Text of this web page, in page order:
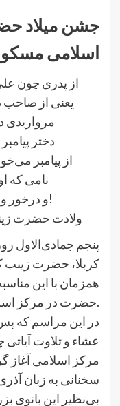
جشن میلاد
اسلامی مسکو
از پدری چون
یعنی از صاحب
مرواریدی
دختر
از پیامبر
نامی که
و درخور و برازنده اوست: زینت پدر!
ولادت حضرت
پنجم جمادی‌الاول
کربلا، حضرت زینب
همزمان با این
حضرت در مرکز اسلامی برگزار ‌شد.
در این مراسم که
عشاء و تلاوت آیاتی
مرکز اسلامی آغاز
سخنانی به زبان
بی‏‌نظیر این